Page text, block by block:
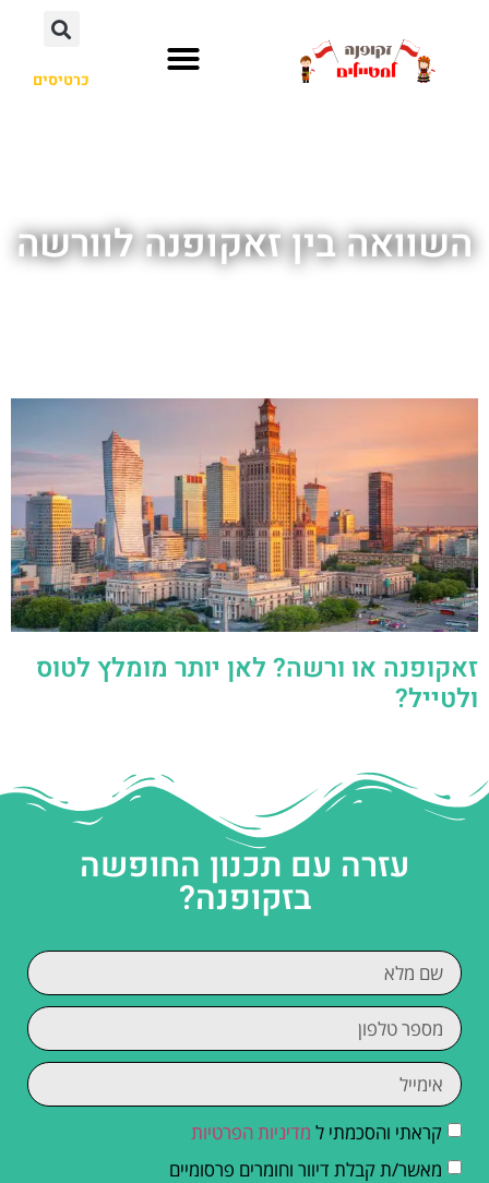
כרטיסים
השוואה בין זאקופנה לוורשה
זאקופנה או ורשה? לאן יותר מומלץ לטוס
ולטייל?
עזרה עם תכנון החופשה
בזקופנה?
קראתי והסכמתי ל מדיניות הפרטיות
מאשר/ת קבלת דיוור וחומרים פרסומיים